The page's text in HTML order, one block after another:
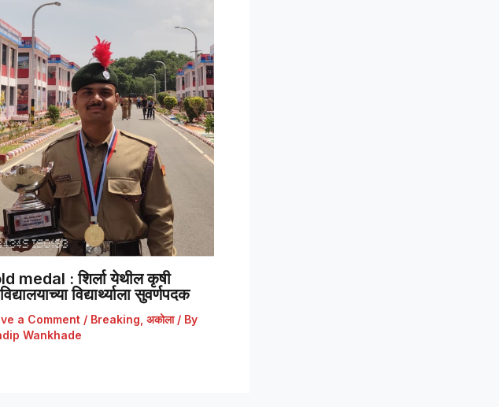
medal : शिर्ला येथील कृषी
विद्यार्थ्याला सुवर्णपदक
a Comment / Breaking, अकोला/ By
Wankhade